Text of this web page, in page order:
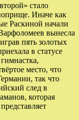
стало
Иначе как
Раскиной начали
вынесла
пять золотых
в статусе
место, что
так что
след в
которая